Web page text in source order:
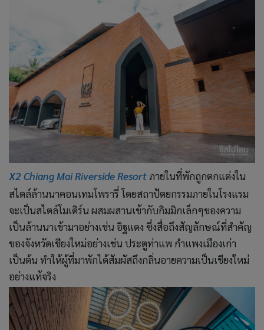
X2 Chiang Mai Riverside Resortภายในที่พักถูกตกแต่งใน
สไตล์ล้านนาคอนเทมโพรารี่ โดยสถาปัตยกรรมภายในโรงแรม
จะเป็นสไตล์โมเดิร์น ผสมผสานเข้ากับกิมมิกเล็กๆของความ
เป็นล้านนาเข้ามาอย่างเช่น อิฐแดง ซึ่งสื่อถึงสัญลักษณ์ที่สำคัญ
ของจังหวัดเชียงใหม่อย่างเช่น ประตูท่าแพ กำแพงเมืองเก่า
เป็นต้น ทำให้ผู้ที่มาพักได้สัมผัสถึงกลิ่นอายความเป็นเชียงใหม่
อย่างแท้จริง